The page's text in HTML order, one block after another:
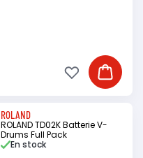
Ajouter
Ajouter à ma
ROLAND
ROLAND TD02K Batterie V-
Drums Full Pack
En stock